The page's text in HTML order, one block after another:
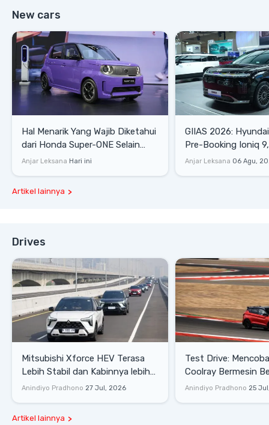
New cars
Hal Menarik Yang Wajib Diketahui
dari Honda Super-ONE Selain
Harga
Anjar Leksana Hari ini
GIIAS 2026:
Pre-Booking Ioniq
Rp1,49 Miliar
Anjar Leksana 06 Agu,
Artikel lainnya
Drives
Mitsubishi Xforce HEV Terasa
Lebih Stabil dan Kabinnya lebih
Senyap
Anindiyo Pradhono 27 Jul, 2026
Test Drive: Mencoba Geely
Coolray Bermesin
di Sirkuit Mandalika
Anindiyo Pradhono 25
Artikel lainnya